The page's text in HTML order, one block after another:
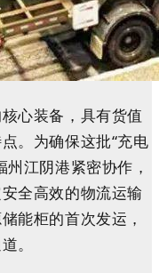
心装备，具有货值
。为确保这批“充电
江阴港紧密协作，
全高效的物流运输
能柜的首次发运，
。